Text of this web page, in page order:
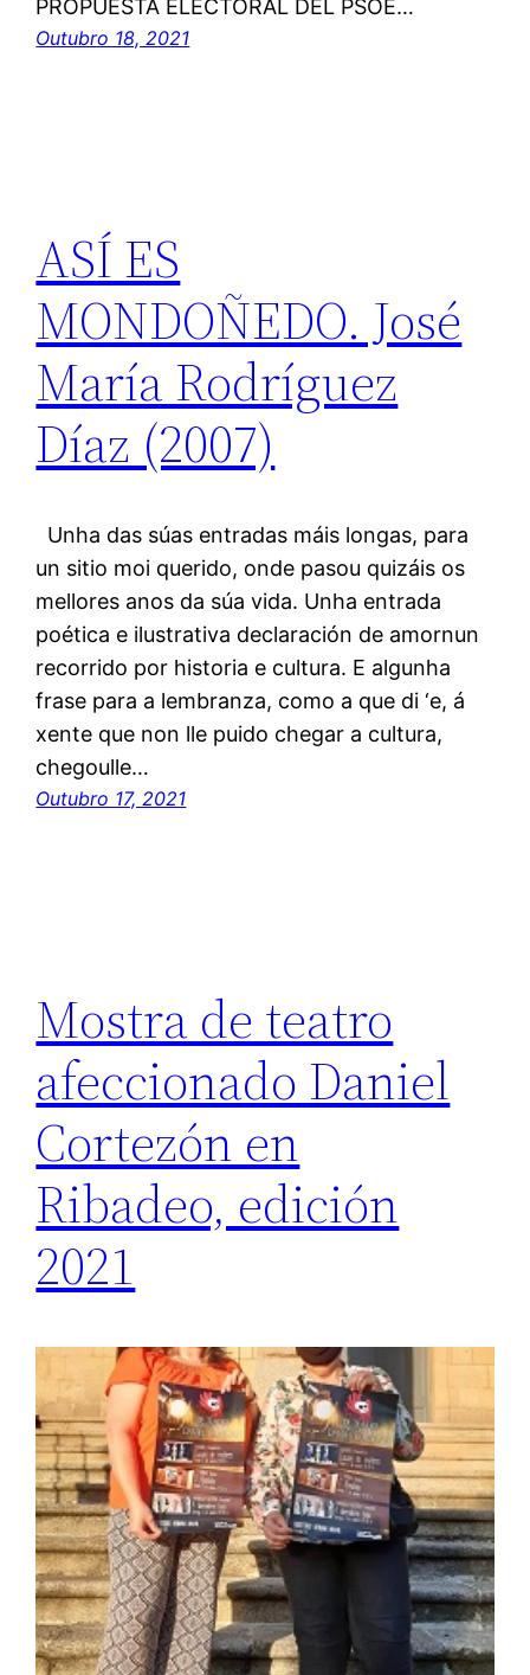
PROPUESTA ELECTORAL DEL PSOE…
Outubro 18, 2021
ASÍ ES
MONDOÑEDO. José
María Rodríguez
Díaz (2007)
Unha das súas entradas máis longas, para
un sitio moi querido, onde pasou quizáis os
mellores anos da súa vida. Unha entrada
poética e ilustrativa declaración de amornun
recorrido por historia e cultura. E algunha
frase para a lembranza, como a que di ‘e, á
xente que non lle puido chegar a cultura,
chegoulle…
Outubro 17, 2021
Mostra de teatro
afeccionado Daniel
Cortezón en
Ribadeo, edición
2021